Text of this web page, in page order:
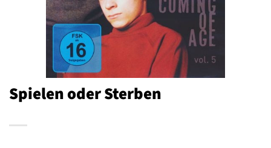
Spielen oder Sterben